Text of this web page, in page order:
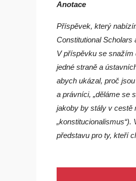
Anotace
Příspěvek, který
Constitutional Scholars
V příspěvku se snažím
jedné straně a
abych ukázal, proč
a právníci, „děláme se
jakoby by stály v cestě
představu pro ty, kteří